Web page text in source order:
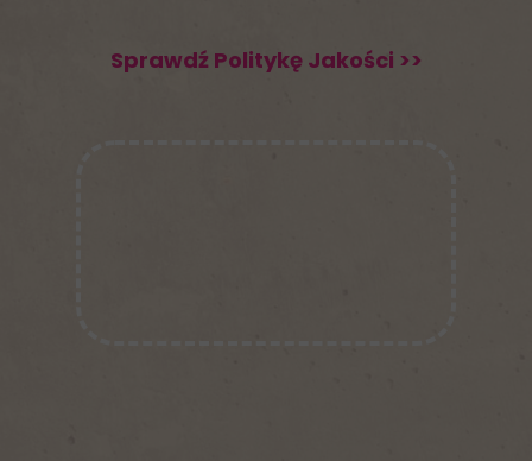
Sprawdź Politykę Jakości >>